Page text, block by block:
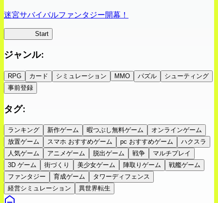
迷宮サバイバルファンタジー開幕！
Start
ジャンル:
RPG カード シミュレーション MMO パズル
シューティング
事前登録
タグ:
ランキング 新作ゲーム 暇つぶし無料ゲーム
オンラインゲーム
放置ゲーム
スマホ おすすめゲーム pc おすすめゲーム
ハクスラ
人気ゲーム
アニメゲーム 脱出ゲーム 戦争
マルチプレイ
3D ゲーム
街づくり 美少女ゲーム 陣取りゲーム
戦艦ゲーム
ファンタジー
育成ゲーム
タワーディフェンス
経営シミュレーション
異世界転生